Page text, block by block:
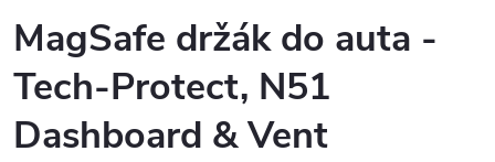
MagSafe držák do auta -
Tech-Protect, N51
Dashboard & Vent